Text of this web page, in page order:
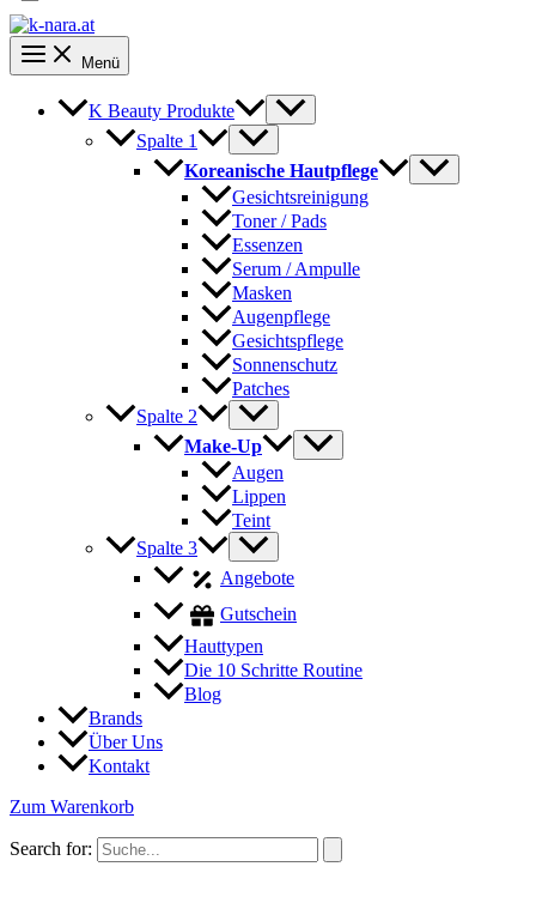
Menü
K Beauty Produkte
Spalte 1
Koreanische Hautpflege
Gesichtsreinigung
Toner / Pads
Essenzen
Serum / Ampulle
Masken
Augenpflege
Gesichtspflege
Sonnenschutz
Patches
Spalte 2
Make-Up
Augen
Lippen
Teint
Spalte 3
Angebote
Gutschein
Hauttypen
Die 10 Schritte Routine
Blog
Brands
Über Uns
Kontakt
Zum Warenkorb
Search for: